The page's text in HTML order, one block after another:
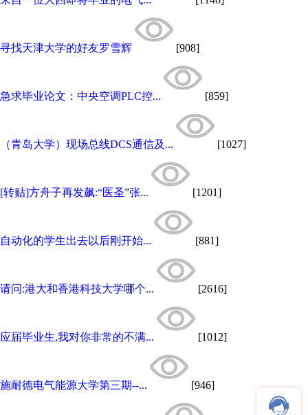
寻找天津大学的好友罗雪辉 [908]
急求毕业论文：中央空调PLC控... [859]
（青岛大学）现场总线DCS通信及... [1027]
[转贴]方舟子再发飙:“医圣”张... [1201]
自动化的学生出去以后刚开始... [881]
请问:港大和香港科技大学哪个... [2616]
应届毕业生,我对你非常的不满... [1012]
施耐德电气能源大学第三期--... [946]